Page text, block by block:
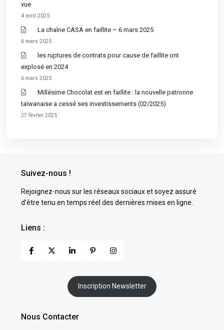
vue
4 avril 2025
La chaîne CASA en faillite – 6 mars 2025
6 mars 2025
les ruptures de contrats pour cause de faillite ont
explosé en 2024
6 mars 2025
Millésime Chocolat est en faillite : la nouvelle patronne
taïwanaise a cessé ses investissements (02/2025)
27 février 2025
Suivez-nous !
Rejoignez-nous sur les réseaux sociaux et soyez assuré
d’être tenu en temps réel des dernières mises en ligne.
Liens :
Inscription Newsletter
Nous Contacter